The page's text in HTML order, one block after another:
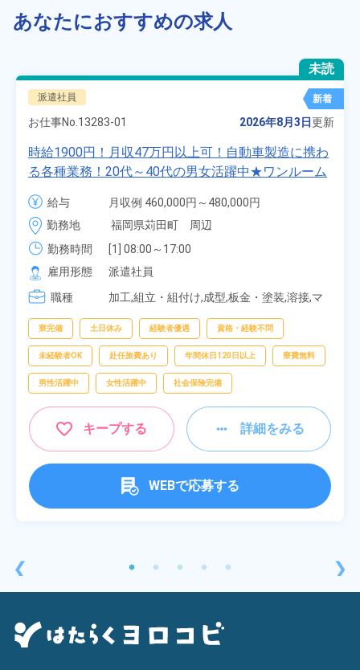
あなたにおすすめの求人
❮
未読
派遣社員 新着
お仕事No. 13283-01 2026年8月3日更新
時給1900円！月収47万円以上可！自動車製造に携わ
る各種業務！20代～40代の男女活躍中★ワンルーム
寮無料！マイカー通勤OK！無料駐車場あり！赴任旅
費会社負担！社員食堂あり！日払いあり！土日休
み！特別賞与90万円支給！《福岡県京都郡苅田町》
給与
月収例 460,000円～480,000円
時給 1,900円～1,900円
勤務地
福岡県苅田町　周辺
勤務時間
[1] 08:00～17:00
[2] 20:00～05:00
[3] 06:30～15:00
[4] 14:30～23:00
雇用形態
派遣社員
職種
加工,組立・組付け,成型,板金・塗装,溶接,マ
査,物流・配送
寮完備 土日休み 経験者優遇 資格・経験不問
未経験者OK 赴任旅費あり 年間休日120日以上 寮費無料
男性活躍中 女性活躍中 社会保険完備
キープする 詳細をみる
WEBで応募する
❯